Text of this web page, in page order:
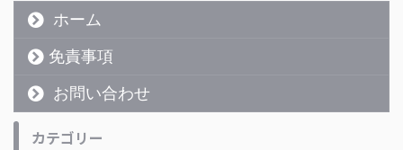
ホーム
免責事項
お問い合わせ
カテゴリー